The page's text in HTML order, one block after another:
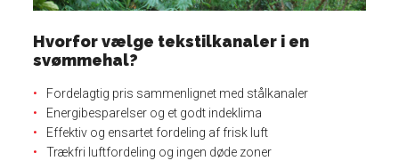
Hvorfor vælge tekstilkanaler i en
svømmehal?
Fordelagtig pris sammenlignet med stålkanaler
Energibesparelser og et godt indeklima
Effektiv og ensartet fordeling af frisk luft
Trækfri luftfordeling og ingen døde zoner